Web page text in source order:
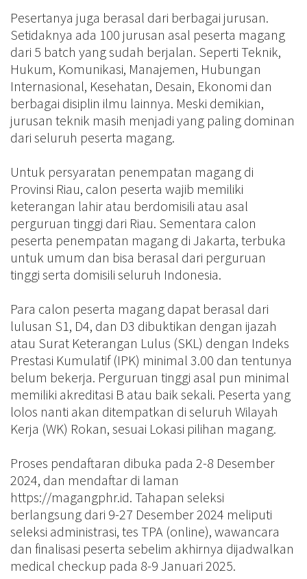
Pesertanya juga berasal dari berbagai jurusan.
Setidaknya ada 100 jurusan asal peserta magang
dari 5 batch yang sudah berjalan. Seperti Teknik,
Hukum, Komunikasi, Manajemen, Hubungan
Internasional, Kesehatan, Desain, Ekonomi dan
berbagai disiplin ilmu lainnya. Meski demikian,
jurusan teknik masih menjadi yang paling dominan
dari seluruh peserta magang.
Untuk persyaratan penempatan magang di
Provinsi Riau, calon peserta wajib memiliki
keterangan lahir atau berdomisili atau asal
perguruan tinggi dari Riau. Sementara calon
peserta penempatan magang di Jakarta, terbuka
untuk umum dan bisa berasal dari perguruan
tinggi serta domisili seluruh Indonesia.
Para calon peserta magang dapat berasal dari
lulusan S1, D4, dan D3 dibuktikan dengan ijazah
atau Surat Keterangan Lulus (SKL) dengan Indeks
Prestasi Kumulatif (IPK) minimal 3.00 dan tentunya
belum bekerja. Perguruan tinggi asal pun minimal
memiliki akreditasi B atau baik sekali. Peserta yang
lolos nanti akan ditempatkan di seluruh Wilayah
Kerja (WK) Rokan, sesuai Lokasi pilihan magang.
Proses pendaftaran dibuka pada 2-8 Desember
2024, dan mendaftar di laman
https://magangphr.id. Tahapan seleksi
berlangsung dari 9-27 Desember 2024 meliputi
seleksi administrasi, tes TPA (online), wawancara
dan finalisasi peserta sebelim akhirnya dijadwalkan
medical checkup pada 8-9 Januari 2025.